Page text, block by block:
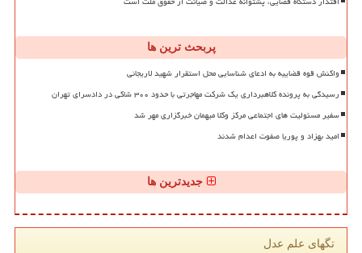
پربحث ترین ها
واکنش قوه قضاییه به ادعای شناسایی محل استقرار شهید لاریجانی
رسیدگی به پرونده کلاهبرداری یک شرکت مهاجرتی با حدود ۳۰۰ شاکی در دادسرای تهران
سفیر مسئولیت های اجتماعی مرکز وکلا میهمان خبرگزاری مهر شد
امید بهزاد و پوریا صفوت اعدام شدند
جدیدترین ها
تگهای علم عدل